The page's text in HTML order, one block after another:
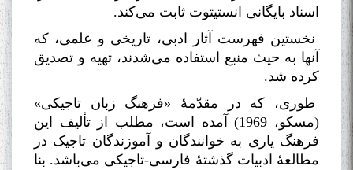
اسناد بایگانی انستیتوت ثابت می‌کند.
نخستین فهرست آثار ادبی، تاریخی و علمی، که
آنها به حیث منبع استفاده می‌شدند، تهیه و تصدیق
کرده شد.
طوری، که در مقدّمۀ «فرهنگ زبان تاجیکی»
(مسکو، 1969) آمده است، مطلب از تألیف این
فرهنگ یاری به خوانندگان و آموزندگان تاجیک در
مطالعۀ ادبیات گذشتۀ فارسی-تاجیکی می‌باشد. بنا